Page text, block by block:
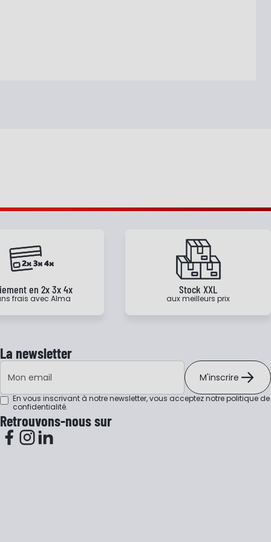
en 2x 3x 4x
frais avec Alma
Stock XXL
aux meilleurs prix
La newsletter
Adresse e-mail
M'inscrire
En vous inscrivant à notre newsletter, vous acceptez notrepolitique de
confidentialité.
Retrouvons-nous sur